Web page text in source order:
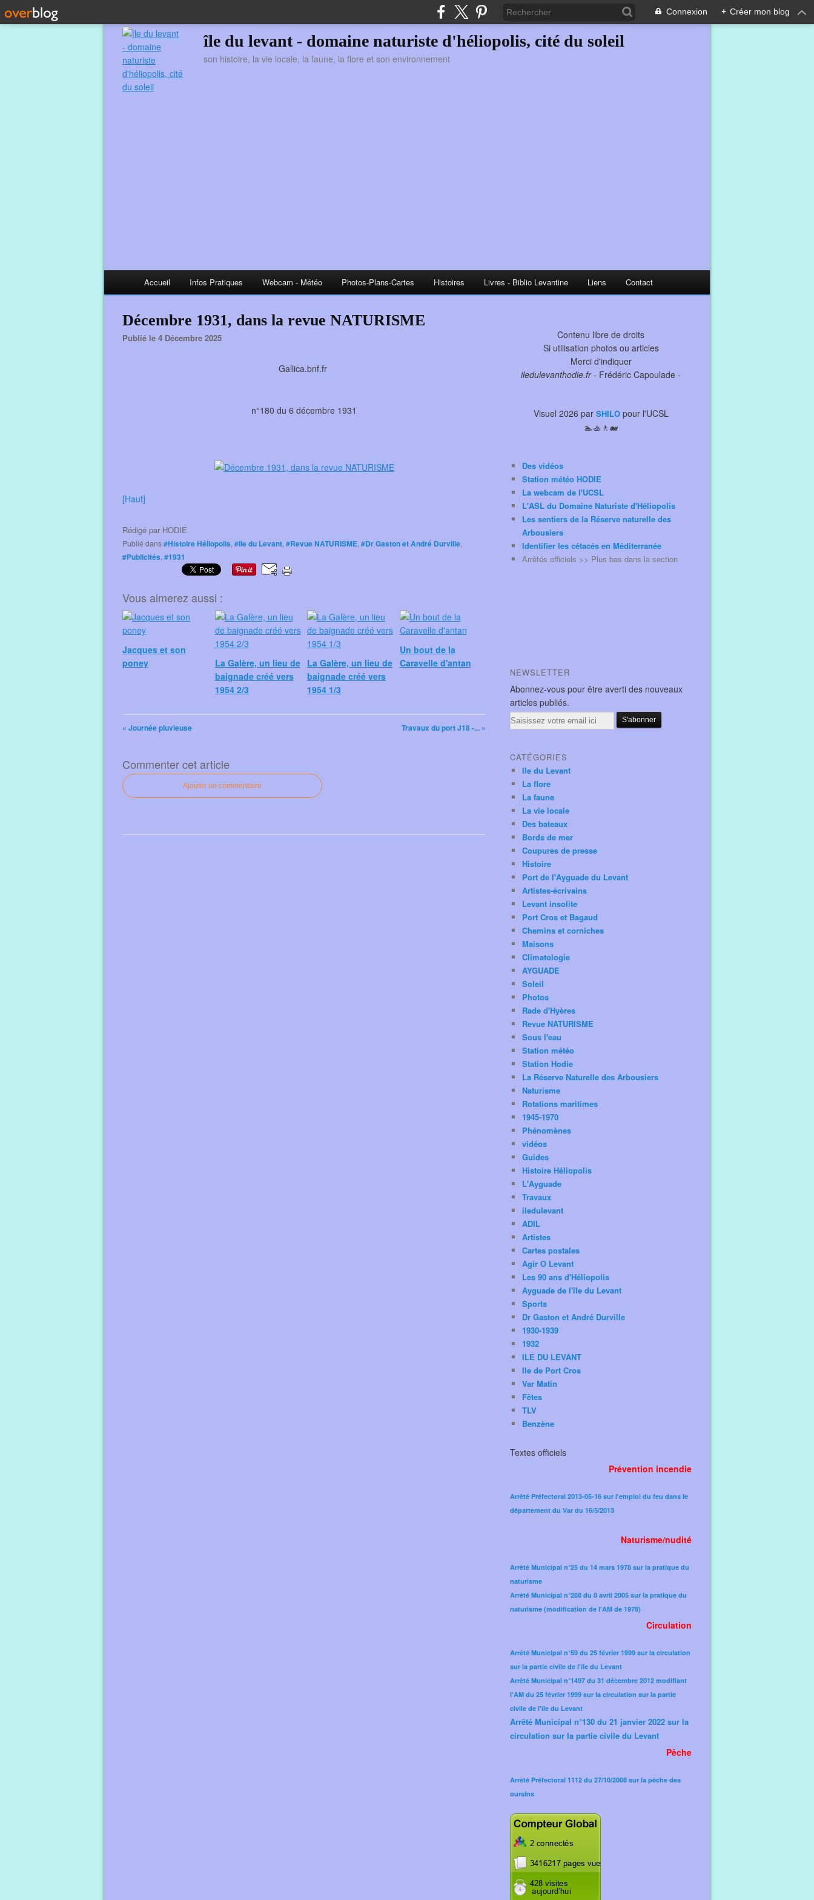
Connexion + Créer mon blog
île du levant - domaine naturiste d'héliopolis, cité du soleil
son histoire, la vie locale, la faune, la flore et son environnement
Accueil Infos Pratiques Webcam - Météo Photos-Plans-Cartes Histoires Livres - Biblio Levantine Liens Contact
Décembre 1931, dans la revue NATURISME
Publié le 4 Décembre 2025
Gallica.bnf.fr
n°180 du 6 décembre 1931
[Haut]
Rédigé par HODIE
Publié dans#Histoire Héliopolis, #Ile du Levant, #Revue NATURISME, #Dr Gaston et André Durville,
#Publicités, #1931
Vous aimerez aussi :
Jacques et son
poney
La Galère, un lieu de
baignade créé vers
1954 2/3
La Galère, un lieu de
baignade créé vers
1954 1/3
Un bout de la
Caravelle d'antan
« Journée pluvieuse Travaux du port J18 -... »
Commenter cet article
Ajouter un commentaire
Contenu libre de droits
Si utilisation photos ou articles
Merci d'indiquer
iledulevanthodie.fr- Frédéric Capoulade -
Visuel 2026 par SHILOpour l'UCSL
🏊🚣🚶🐋
Des vidéos
Station météo HODIE
La webcam de l'UCSL
L'ASL du Domaine Naturiste d'Héliopolis
Les sentiers de la Réserve naturelle des
Arbousiers
Identifier les cétacés en Méditerranée
Arrêtés officiels >> Plus bas dans la section
NEWSLETTER
Abonnez-vous pour être averti des nouveaux
articles publiés.
Email
CATÉGORIES
Ile du Levant
La flore
La faune
La vie locale
Des bateaux
Bords de mer
Coupures de presse
Histoire
Port de l'Ayguade du Levant
Artistes-écrivains
Levant insolite
Port Cros et Bagaud
Chemins et corniches
Maisons
Climatologie
AYGUADE
Soleil
Photos
Rade d'Hyères
Revue NATURISME
Sous l'eau
Station météo
Station Hodie
La Réserve Naturelle des Arbousiers
Naturisme
Rotations maritimes
1945-1970
Phénomènes
vidéos
Guides
Histoire Héliopolis
L'Ayguade
Travaux
iledulevant
ADIL
Artistes
Cartes postales
Agir O Levant
Les 90 ans d'Héliopolis
Ayguade de l'île du Levant
Sports
Dr Gaston et André Durville
1930-1939
1932
ILE DU LEVANT
Ile de Port Cros
Var Matin
Fêtes
TLV
Benzène
Textes officiels
Prévention incendie
Arrêté Préfectoral 2013-05-16 sur l'emploi du feu dans le
département du Var du 16/5/2013
Naturisme/nudité
Arrêté Municipal n°25 du 14 mars 1978 sur la pratique du
naturisme
Arrêté Municipal n°288 du 8 avril 2005 sur la pratique du
naturisme (modification de l'AM de 1978)​
Circulation
Arrêté Municipal n°59 du 25 février 1999 sur la circulation
sur la partie civile de l'île du Levant
Arrêté Municipal n°1497 du 31 décembre 2012 modifiant
l'AM du 25 février 1999 sur la circulation sur la partie
civile de l'île du Levant
Arrêté Municipal n°130 du 21 janvier 2022 sur la
circulation sur la partie civile du Levant
Pêche
Arrêté Préfectoral 1112 du 27/10/2008 sur la pêche des
oursins